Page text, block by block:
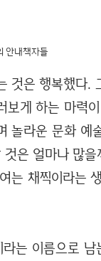
안내책자들
것은 행복했다.
게 하는 마력
놀라운 문화 예
은 얼마나 많
는 채찍이라는
는 이름으로